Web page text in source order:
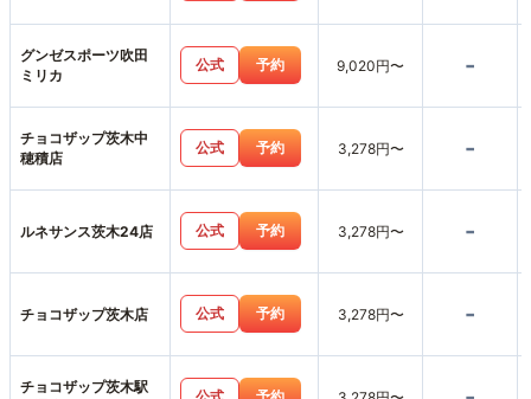
グンゼスポーツ吹田
ミリカ
公式 予約 9,020円〜 -
チョコザップ茨木中
穂積店
公式 予約 3,278円〜 -
ルネサンス茨木24店 公式 予約 3,278円〜 -
チョコザップ茨木店 公式 予約 3,278円〜 -
チョコザップ茨木駅